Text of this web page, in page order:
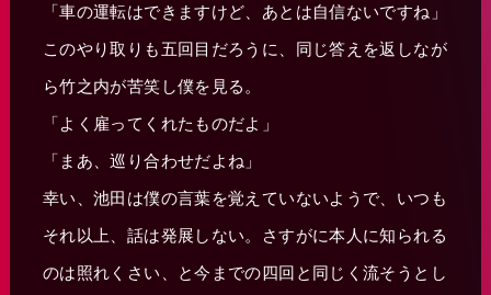
「車の運転はできますけど、あとは自信ないですね」
このやり取りも五回目だろうに、同じ答えを返しなが
ら竹之内が苦笑し僕を見る。
「よく雇ってくれたものだよ」
「まあ、巡り合わせだよね」
幸い、池田は僕の言葉を覚えていないようで、いつも
それ以上、話は発展しない。さすがに本人に知られる
のは照れくさい、と今までの四回と同じく流そうとし